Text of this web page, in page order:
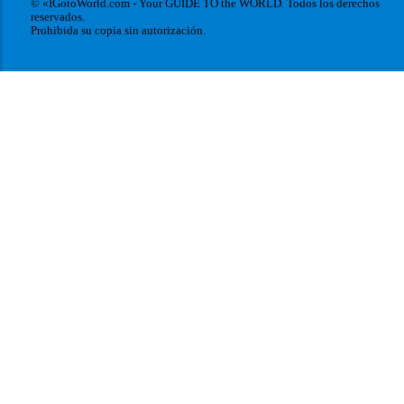
© «IGotoWorld.com - Your GUIDE TO the WORLD. Todos los derechos
reservados.
Prohibida su copia sin autorización.